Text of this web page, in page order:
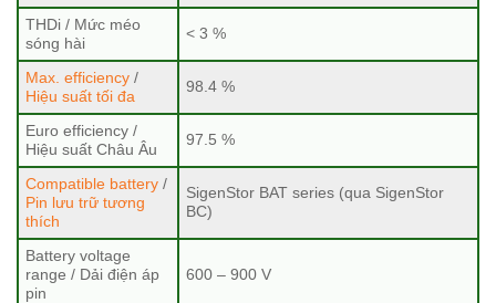
THDi / Mức méo
sóng hài
< 3 %
Max. efficiency /
Hiệu suất tối đa
98.4 %
Euro efficiency /
Hiệu suất Châu Âu
97.5 %
Compatible battery /
Pin lưu trữ tương
thích
SigenStor BAT series (qua SigenStor
BC)
Battery voltage
range / Dải điện áp
pin
600 – 900 V